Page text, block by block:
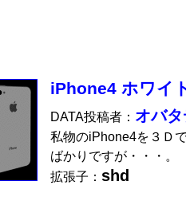
iPhone4 ホワイ
DATA投稿者： オバ
私物のiPhone4を３Ｄ
ばかりですが・・・。
拡張子： shd